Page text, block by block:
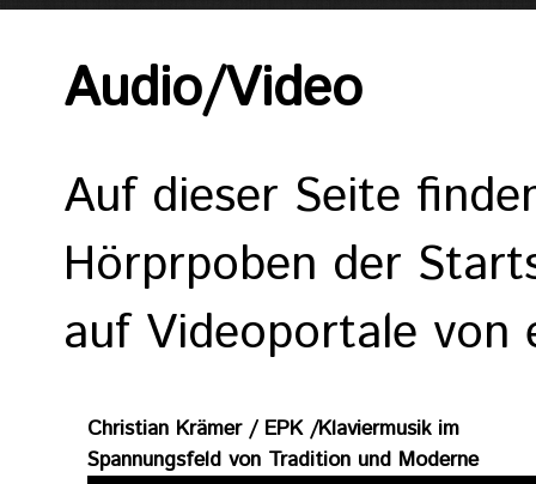
Audio/Video
Auf dieser Seite
Hörprpoben der
auf Videoportale von
Christian Krämer / EPK /Klaviermusik im
Spannungsfeld von Tradition und Moderne